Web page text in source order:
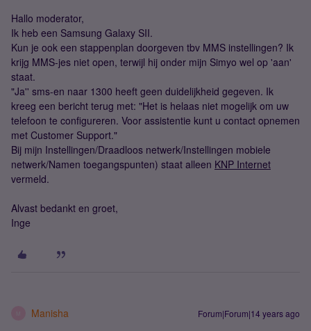
Hallo moderator,
Ik heb een Samsung Galaxy SII.
Kun je ook een stappenplan doorgeven tbv MMS instellingen? Ik
krijg MMS-jes niet open, terwijl hij onder mijn Simyo wel op 'aan'
staat.
"Ja'' sms-en naar 1300 heeft geen duidelijkheid gegeven. Ik
kreeg een bericht terug met: "Het is helaas niet mogelijk om uw
telefoon te configureren. Voor assistentie kunt u contact opnemen
met Customer Support."
Bij mijn Instellingen/Draadloos netwerk/Instellingen mobiele
netwerk/Namen toegangspunten) staat alleen KNP Internet
vermeld.
Alvast bedankt en groet,
Inge
Manisha Forum|Forum|14 years ago